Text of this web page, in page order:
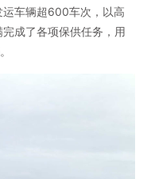
车辆超600车次，以高
成了各项保供任务，用